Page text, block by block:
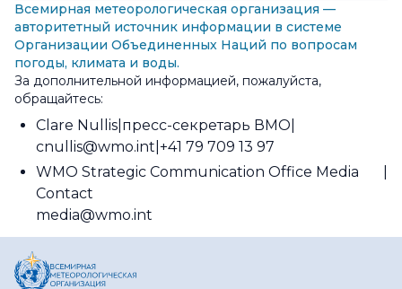
Всемирная метеорологическая организация —
авторитетный источник информации в системе
Организации Объединенных Наций по вопросам
погоды, климата и воды.
За дополнительной информацией, пожалуйста,
обращайтесь:
Clare Nullis пресс-секретарь ВМО
cnullis@wmo.int +41 79 709 13 97
WMO Strategic Communication Office Media
Contact
media@wmo.int